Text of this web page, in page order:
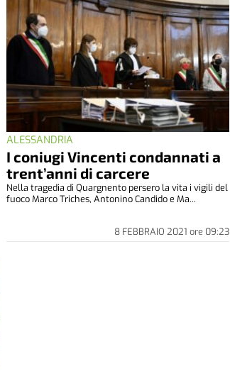
ALESSANDRIA
I coniugi Vincenti condannati a
trent’anni di carcere
8 FEBBRAIO 2021 ore 09:23
Nella tragedia di Quargnento persero la vita i vigili del
fuoco Marco Triches, Antonino Candido e Ma...